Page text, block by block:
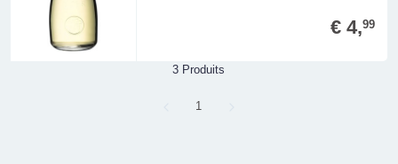
€ 4,99
3 Produits
Page
1